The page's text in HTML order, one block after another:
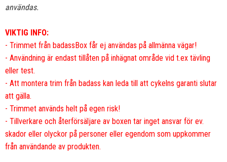
användas.
VIKTIG INFO:
- Trimmet från badassBox får ej användas på allmänna vägar!
- Användning är endast tillåten på inhägnat område vid t.ex tävling
eller test.
- Att montera trim från badass kan leda till att cykelns garanti slutar
att gälla.
- Trimmet används helt på egen risk!
- Tillverkare och återförsäljare av boxen tar inget ansvar för ev.
skador eller olyckor på personer eller egendom som uppkommer
från användande av produkten.